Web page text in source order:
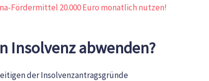
Fördermittel 20.000 Euro monatlich nutzen!
Insolvenz abwenden?
der Insolvenzantragsgründe